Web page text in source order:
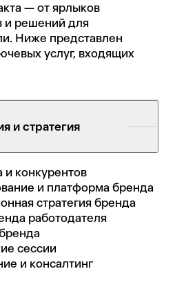
— от ярлыков
и решений для
Ниже представлен
услуг, входящих
и стратегия
конкурентов
и платформа бренда
стратегия бренда
работодателя
сессии
и консалтинг